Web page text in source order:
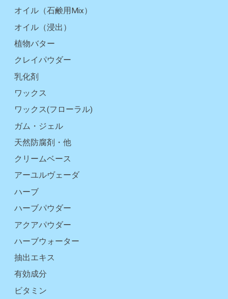
オイル（石鹸用Mix）
オイル（浸出）
植物バター
クレイパウダー
乳化剤
ワックス
ワックス(フローラル)
ガム・ジェル
天然防腐剤・他
クリームベース
アーユルヴェーダ
ハーブ
ハーブパウダー
アクアパウダー
ハーブウォーター
抽出エキス
有効成分
ビタミン